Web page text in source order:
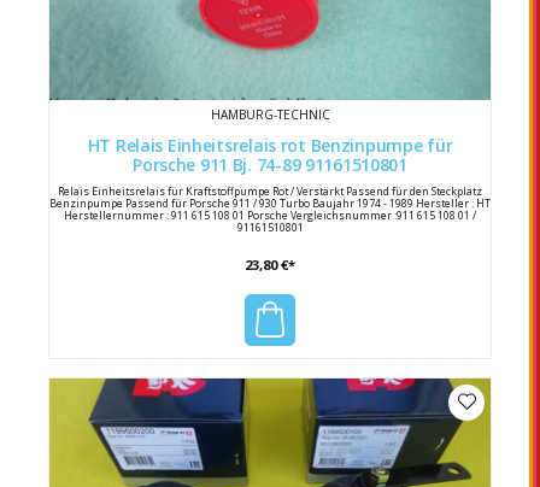
HAMBURG-TECHNIC
HT Relais Einheitsrelais rot Benzinpumpe für
Porsche 911 Bj. 74-89 91161510801
Relais Einheitsrelais für Kraftstoffpumpe Rot / Verstärkt Passend für den Steckplatz
Benzinpumpe Passend für Porsche 911 / 930 Turbo Baujahr 1974 - 1989 Hersteller : HT
Herstellernummer : 911 615 108 01 Porsche Vergleichsnummer :911 615 108 01 /
91161510801
23,80 €*